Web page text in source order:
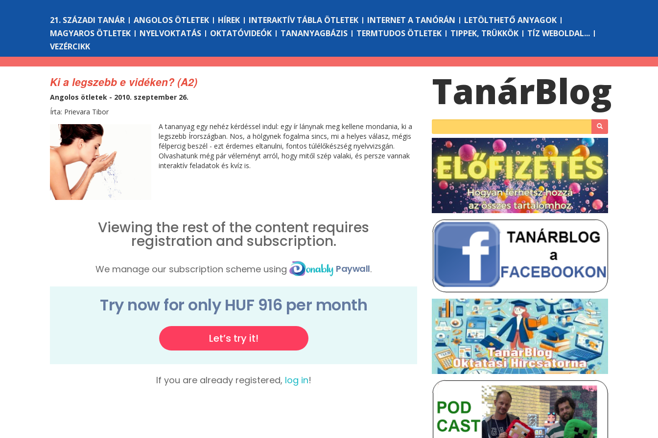
21. SZÁZADI TANÁR ANGOLOS ÖTLETEK HÍREK INTERAKTÍV TÁBLA ÖTLETEK INTERNET A TANÓRÁN
LETÖLTHETŐ ANYAGOK
MAGYAROS ÖTLETEK
NYELVOKTATÁS OKTATÓVIDEÓK TANANYAGBÁZIS TERMTUDOS ÖTLETEK TIPPEK, TRÜKKÖK
TÍZ WEBOLDAL...
VEZÉRCIKK
Ki a legszebb e vidéken? (A2)
Angolos ötletek - 2010. szeptember 26.
Írta: Prievara Tibor
A tananyag egy nehéz kérdéssel indul: egy ír lánynak meg kellene mondania, ki a
legszebb Írországban. Nos, a hölgynek fogalma sincs, mi a helyes válasz, mégis
félpercig beszél - ezt érdemes eltanulni, fontos túlélőkészség nyelvvizsgán.
Olvashatunk még pár véleményt arról, hogy mitől szép valaki, és persze vannak
interaktív feladatok és kvíz is.
TanárBlog